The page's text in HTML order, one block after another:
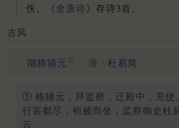
佚。《全唐诗》存诗3首。
古风
嘲格辅元 ① 唐 · 杜易简
① 格辅元，拜监察，迁殿中，充使
行装都尽，袒被而坐，监察御史杜
云。